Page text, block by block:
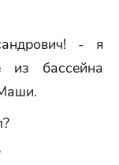
- я
из бассейна